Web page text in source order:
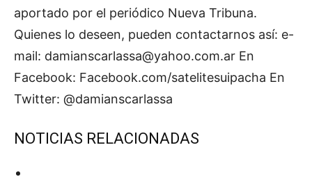
aportado por el periódico Nueva Tribuna.
Quienes lo deseen, pueden contactarnos así: e-
mail: damianscarlassa@yahoo.com.ar En
Facebook: Facebook.com/satelitesuipacha En
Twitter: @damianscarlassa
NOTICIAS RELACIONADAS